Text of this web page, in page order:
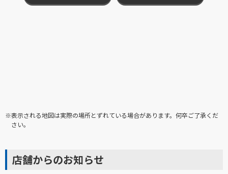
※表示される地図は実際の場所とずれている場合があります。何卒ご了承くだ
さい。
店舗からのお知らせ